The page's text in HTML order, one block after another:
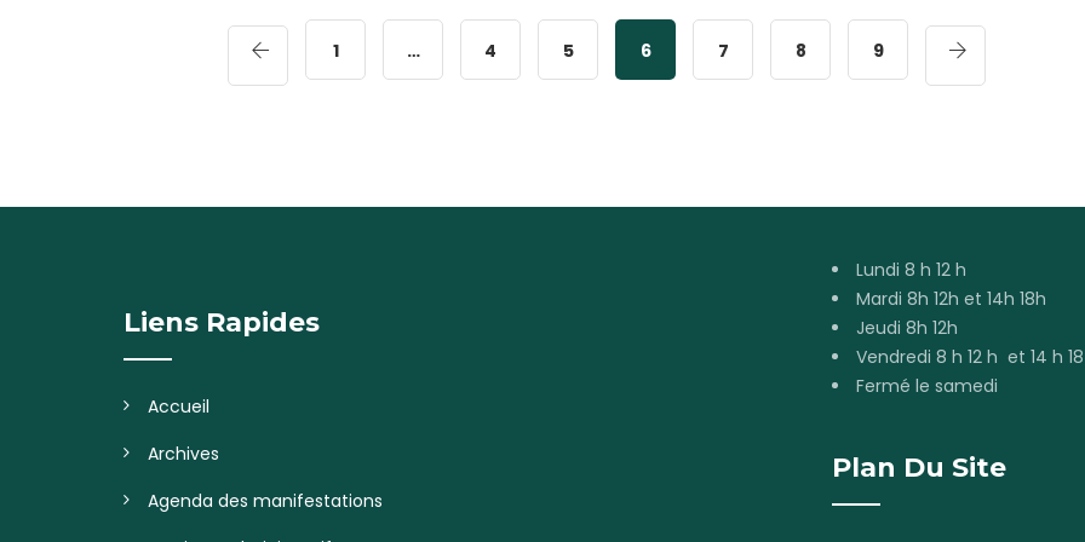
1 … 4 5 6 7 8 9
Liens Rapides
Accueil
Archives
Agenda des manifestations
Lundi 8 h 12 h
Mardi 8h 12h et 14h 18h
Jeudi 8h 12h
Vendredi 8 h 12 h et 14 h
Fermé le samedi
Plan Du Site